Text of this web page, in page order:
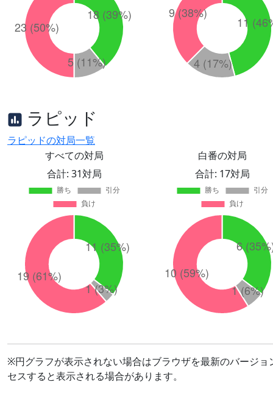
ラピッド
ラピッドの対局一覧
すべての対局
合計: 31対局
白番の対局
合計: 17対局
※円グラフが表示されない場合はブラウザを最新のバージ
セスすると表示される場合があります。